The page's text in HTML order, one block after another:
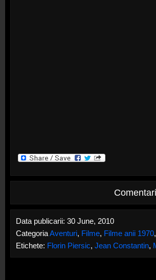
Data publicarii: 30 June, 2010
CategoriaAventuri, Filme, Filme anii 1970,
Etichete: Florin Piersic, Jean Constantin,